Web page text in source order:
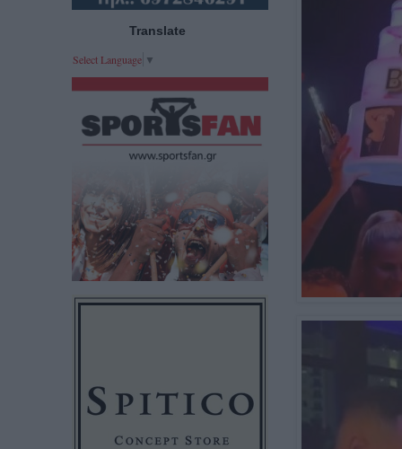
Translate
Select Language ▼